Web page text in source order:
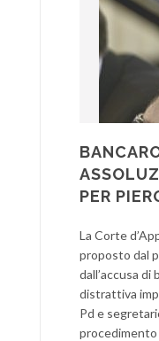
PER
La Corte
proposto dal
dall’accusa
distrattiva
Pd e
procedimento